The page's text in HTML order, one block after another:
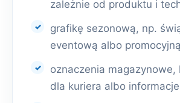
zależnie od produktu i
grafikę sezonową, np.
eventową albo
oznaczenia magazynowe,
dla kuriera albo